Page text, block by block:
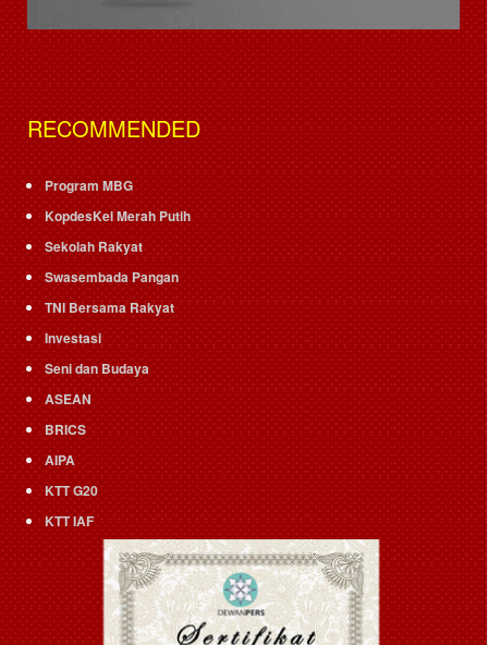
RECOMMENDED
Program MBG
KopdesKel Merah Putih
Sekolah Rakyat
Swasembada Pangan
TNI Bersama Rakyat
Investasi
Seni dan Budaya
ASEAN
BRICS
AIPA
KTT G20
KTT IAF